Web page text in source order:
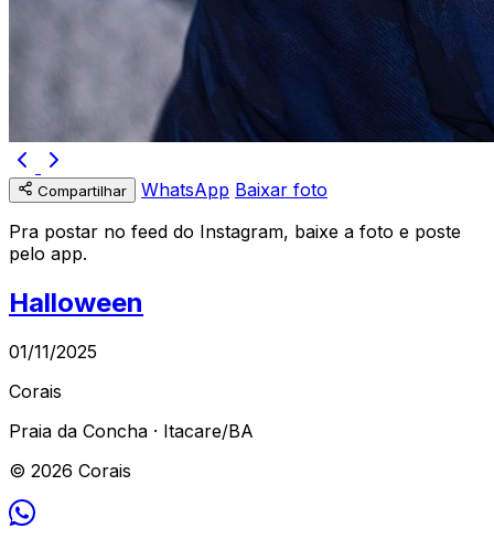
Compartilhar WhatsApp Baixar foto
Pra postar no feed do Instagram, baixe a foto e poste
pelo app.
Halloween
01/11/2025
Corais
Praia da Concha · Itacare/BA
© 2026 Corais